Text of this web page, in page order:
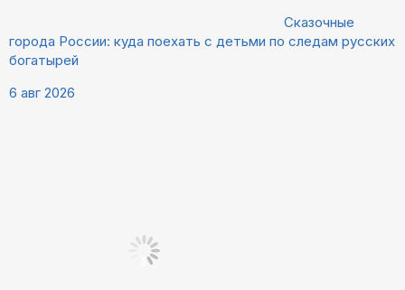
Сказочные
города России: куда поехать с детьми по следам русских
богатырей
6 авг 2026